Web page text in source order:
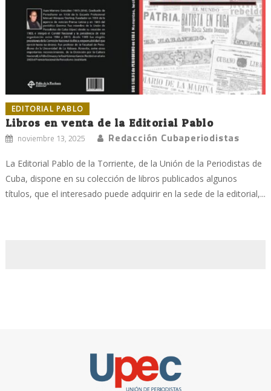
EDITORIAL PABLO
Libros en venta de la Editorial Pablo
noviembre 13, 2025 Redacción Cubaperiodistas
La Editorial Pablo de la Torriente, de la Unión de la Periodistas de
Cuba, dispone en su colección de libros publicados algunos
títulos, que el interesado puede adquirir en la sede de la editorial,...